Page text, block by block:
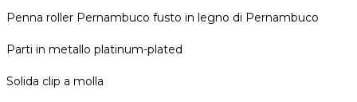
Penna roller Pernambuco fusto in legno di Pernambuco
Parti in metallo platinum-plated
Solida clip a molla